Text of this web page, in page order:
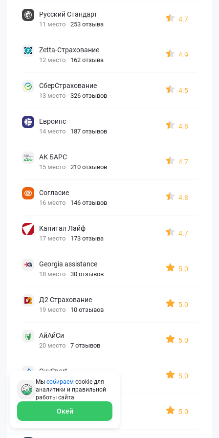
Русский Стандарт
11 место 253 отзыва
4.7
Zetta-Страхование
12 место 162 отзыва
4.9
СберСтрахование
13 место 326 отзывов
4.5
Евроинс
14 место 187 отзывов
4.8
АК БАРС
15 место 210 отзывов
4.7
Согласие
16 место 146 отзывов
4.8
Капитал Лайф
17 место 173 отзыва
4.7
Georgia assistance
18 место 30 отзывов
5.0
Д2 Страхование
19 место 10 отзывов
5.0
АйАйСи
20 место 7 отзывов
5.0
OxySport
21 место 6 отзывов
5.0
ERGO AXA
5.0
Мы собираем cookie для
аналитики и правильной
работы сайта
Окей